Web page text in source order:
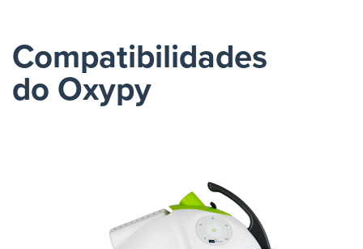
Compatibilidades
do Oxypy